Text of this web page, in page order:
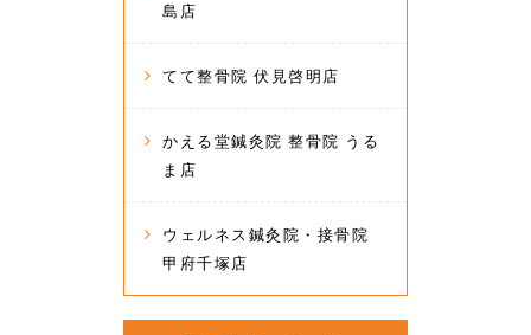
島店
てて整骨院 伏見啓明店
かえる堂鍼灸院 整骨院 うる
ま店
ウェルネス鍼灸院・接骨院
甲府千塚店